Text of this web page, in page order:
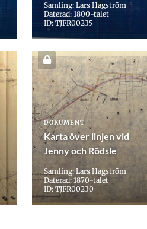
Samling: Lars Hagström
Daterad: 1800-talet
ID: TJFR00235
DOKUMENT
Karta över linjen vid
Jenny och Rödsle
Samling: Lars Hagström
Daterad: 1870-talet
ID: TJFR00230